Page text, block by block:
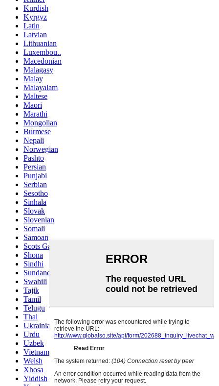
Kurdish
Kyrgyz
Latin
Latvian
Lithuanian
Luxembou..
Macedonian
Malagasy
Malay
Malayalam
Maltese
Maori
Marathi
Mongolian
Burmese
Nepali
Norwegian
Pashto
Persian
Punjabi
Serbian
Sesotho
Sinhala
Slovak
Slovenian
Somali
Samoan
Scots Gaelic
Shona
Sindhi
Sundanese
Swahili
Tajik
Tamil
Telugu
Thai
Ukrainian
Urdu
Uzbek
Vietnamese
Welsh
Xhosa
Yiddish